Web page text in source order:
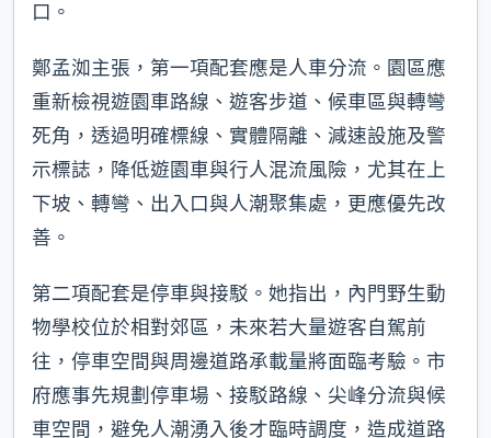
口。
鄭孟洳主張，第一項配套應是人車分流。園區應
重新檢視遊園車路線、遊客步道、候車區與轉彎
死角，透過明確標線、實體隔離、減速設施及警
示標誌，降低遊園車與行人混流風險，尤其在上
下坡、轉彎、出入口與人潮聚集處，更應優先改
善。
第二項配套是停車與接駁。她指出，內門野生動
物學校位於相對郊區，未來若大量遊客自駕前
往，停車空間與周邊道路承載量將面臨考驗。市
府應事先規劃停車場、接駁路線、尖峰分流與候
車空間，避免人潮湧入後才臨時調度，造成道路